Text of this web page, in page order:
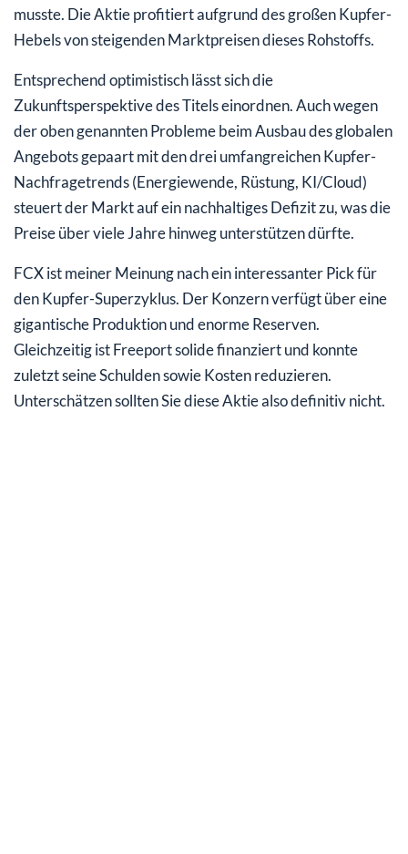
musste. Die Aktie profitiert aufgrund des großen Kupfer-
Hebels von steigenden Marktpreisen dieses Rohstoffs.
Entsprechend optimistisch lässt sich die
Zukunftsperspektive des Titels einordnen. Auch wegen
der oben genannten Probleme beim Ausbau des globalen
Angebots gepaart mit den drei umfangreichen Kupfer-
Nachfragetrends (Energiewende, Rüstung, KI/Cloud)
steuert der Markt auf ein nachhaltiges Defizit zu, was die
Preise über viele Jahre hinweg unterstützen dürfte.
FCX ist meiner Meinung nach ein interessanter Pick für
den Kupfer-Superzyklus. Der Konzern verfügt über eine
gigantische Produktion und enorme Reserven.
Gleichzeitig ist Freeport solide finanziert und konnte
zuletzt seine Schulden sowie Kosten reduzieren.
Unterschätzen sollten Sie diese Aktie also definitiv nicht.